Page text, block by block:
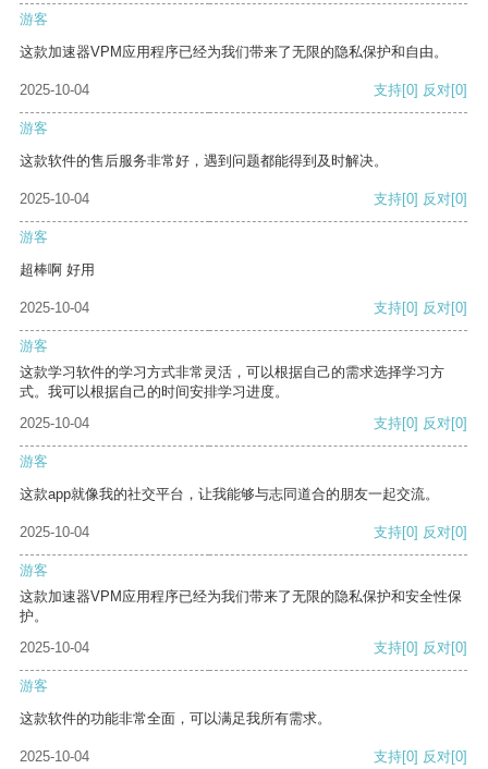
游客
这款加速器VPM应用程序已经为我们带来了无限的隐私保护和自由。
2025-10-04 支持[0] 反对[0]
游客
这款软件的售后服务非常好，遇到问题都能得到及时解决。
2025-10-04 支持[0] 反对[0]
游客
超棒啊 好用
2025-10-04 支持[0] 反对[0]
游客
这款学习软件的学习方式非常灵活，可以根据自己的需求选择学习方
式。我可以根据自己的时间安排学习进度。
2025-10-04
支持[0] 反对[0]
游客
这款app就像我的社交平台，让我能够与志同道合的朋友一起交流。
2025-10-04 支持[0] 反对[0]
游客
这款加速器VPM应用程序已经为我们带来了无限的隐私保护和安全性保
护。
2025-10-04
支持[0] 反对[0]
游客
这款软件的功能非常全面，可以满足我所有需求。
2025-10-04 支持[0] 反对[0]